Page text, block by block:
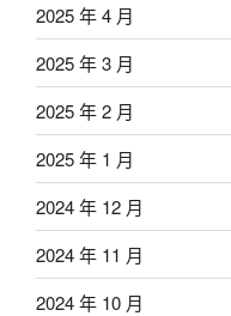
2025 年 4 月
2025 年 3 月
2025 年 2 月
2025 年 1 月
2024 年 12 月
2024 年 11 月
2024 年 10 月